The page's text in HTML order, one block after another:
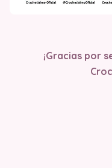
¡Gracias por